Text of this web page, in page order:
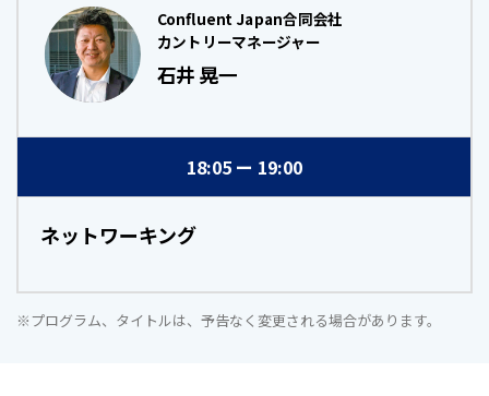
Confluent Japan合同会社
カントリーマネージャー
石井 晃一
18:05 19:00
ネットワーキング
※プログラム、タイトルは、予告なく変更される場合があります。